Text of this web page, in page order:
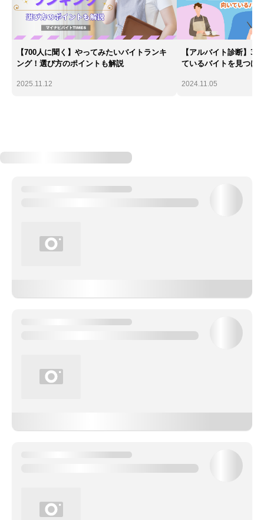
【700人に聞く】やってみたいバイトランキ
ング！選び方のポイントも解説
2025.11.12
【アルバイト診断】
ているバイトを見つけ
2024.11.05